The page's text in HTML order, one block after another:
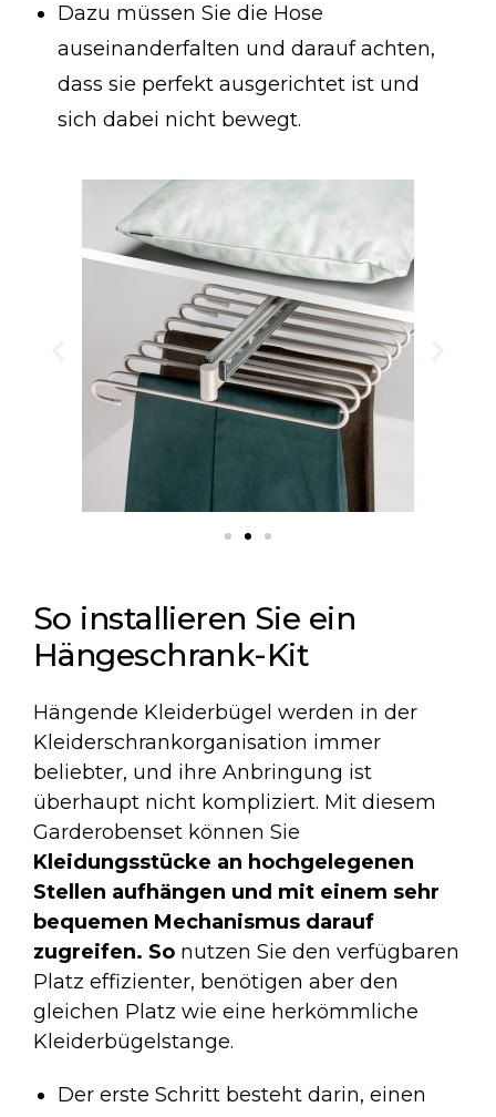
Dazu müssen Sie die Hose
auseinanderfalten und darauf achten,
dass sie perfekt ausgerichtet ist und
sich dabei nicht bewegt.
So installieren Sie ein
Hängeschrank-Kit
Hängende Kleiderbügel werden in der
Kleiderschrankorganisation immer
beliebter, und ihre Anbringung ist
überhaupt nicht kompliziert. Mit diesem
Garderobenset können Sie
Kleidungsstücke an hochgelegenen
Stellen aufhängen und mit einem sehr
bequemen Mechanismus darauf
zugreifen. So nutzen Sie den verfügbaren
Platz effizienter, benötigen aber den
gleichen Platz wie eine herkömmliche
Kleiderbügelstange.
Der erste Schritt besteht darin, einen